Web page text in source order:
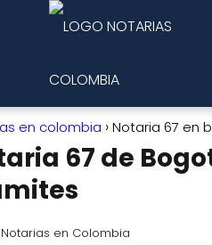
en colombia Notaria 67 en
67 de
Notarias en Colombia